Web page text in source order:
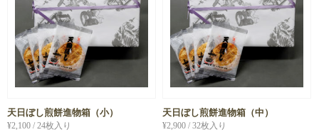
天日ぼし煎餅進物箱（小）
¥2,100 / 24枚入り
天日ぼし煎餅進物箱（中）
¥2,900 / 32枚入り